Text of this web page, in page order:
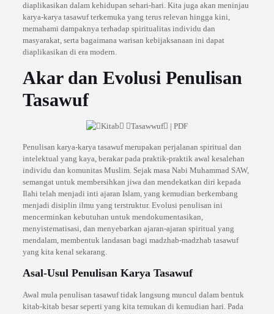
diaplikasikan dalam kehidupan sehari-hari. Kita juga akan meninjau
karya-karya tasawuf terkemuka yang terus relevan hingga kini,
memahami dampaknya terhadap spiritualitas individu dan
masyarakat, serta bagaimana warisan kebijaksanaan ini dapat
diaplikasikan di era modern.
Akar dan Evolusi Penulisan
Tasawuf
Penulisan karya-karya tasawuf merupakan perjalanan spiritual dan
intelektual yang kaya, berakar pada praktik-praktik awal kesalehan
individu dan komunitas Muslim. Sejak masa Nabi Muhammad SAW,
semangat untuk membersihkan jiwa dan mendekatkan diri kepada
Ilahi telah menjadi inti ajaran Islam, yang kemudian berkembang
menjadi disiplin ilmu yang terstruktur. Evolusi penulisan ini
mencerminkan kebutuhan untuk mendokumentasikan,
menyistematisasi, dan menyebarkan ajaran-ajaran spiritual yang
mendalam, membentuk landasan bagi madzhab-madzhab tasawuf
yang kita kenal sekarang.
Asal-Usul Penulisan Karya Tasawuf
Awal mula penulisan tasawuf tidak langsung muncul dalam bentuk
kitab-kitab besar seperti yang kita temukan di kemudian hari. Pada